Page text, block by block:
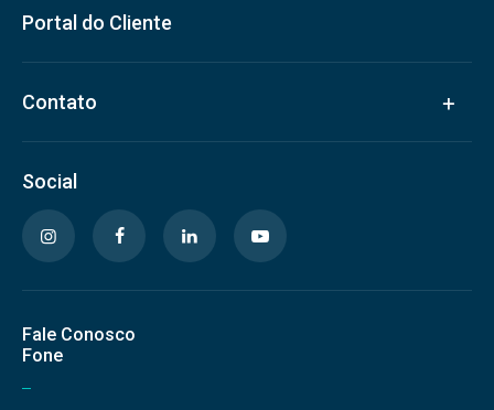
Portal do Cliente
Contato
Social
Fale Conosco
Fone